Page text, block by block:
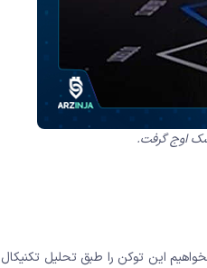
اوج گرفت.
این توکن را طبق تحلیل تکنیکال